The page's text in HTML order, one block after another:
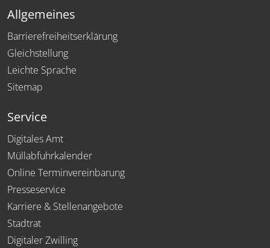
Allgemeines
Barrierefreiheitserklärung
Gleichstellung
Leichte Sprache
Sitemap
Service
Digitales Amt
Müllabfuhrkalender
Online Terminvereinbarung
Presseservice
Karriere & Stellenangebote
Stadtrat
Digitaler Zwilling